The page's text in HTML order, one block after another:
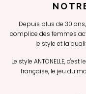
Depuis plus de 30
complice des femmes
le style et la
Le style ANTONELLE,
française, le jeu du